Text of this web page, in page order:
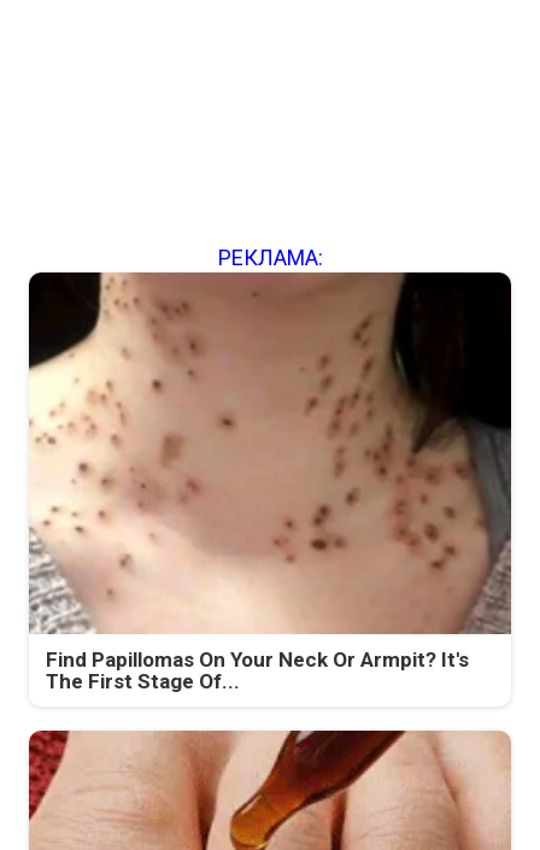
РЕКЛАМА:
Find Papillomas On Your Neck Or Armpit? It's
The First Stage Of...